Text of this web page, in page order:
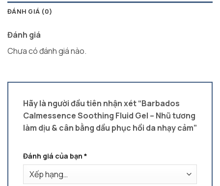
ĐÁNH GIÁ (0)
Đánh giá
Chưa có đánh giá nào.
Hãy là người đầu tiên nhận xét “Barbados
Calmessence Soothing Fluid Gel – Nhũ tương
làm dịu & cân bằng dầu phục hồi da nhạy cảm”
Đánh giá của bạn *